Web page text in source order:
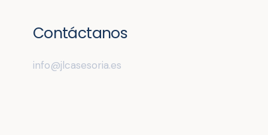
Contáctanos
info@jlcasesoria.es